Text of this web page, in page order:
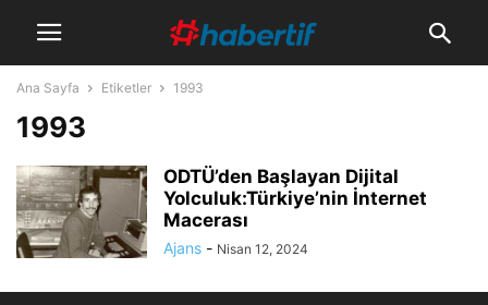
Ana Sayfa Etiketler 1993
1993
ODTÜ’den Başlayan Dijital
Yolculuk:Türkiye’nin İnternet
Macerası
Ajans - Nisan 12, 2024